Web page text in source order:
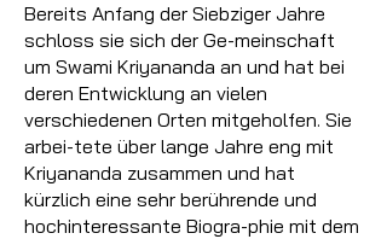
Bereits Anfang der Siebziger Jahre
schloss sie sich der Ge-meinschaft
um Swami Kriyananda an und hat bei
deren Entwicklung an vielen
verschiedenen Orten mitgeholfen. Sie
arbei-tete über lange Jahre eng mit
Kriyananda zusammen und hat
kürzlich eine sehr berührende und
hochinteressante Biogra-phie mit dem